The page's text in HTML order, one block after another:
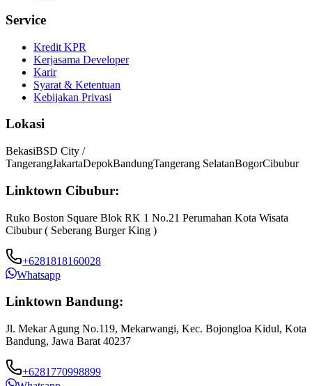
Service
Kredit KPR
Kerjasama Developer
Karir
Syarat & Ketentuan
Kebijakan Privasi
Lokasi
BekasiBSD City /
TangerangJakartaDepokBandungTangerang SelatanBogorCibubur
Linktown Cibubur:
Ruko Boston Square Blok RK 1 No.21 Perumahan Kota Wisata
Cibubur ( Seberang Burger King )
+6281818160028
Whatsapp
Linktown Bandung:
Jl. Mekar Agung No.119, Mekarwangi, Kec. Bojongloa Kidul, Kota
Bandung, Jawa Barat 40237
+6281770998899